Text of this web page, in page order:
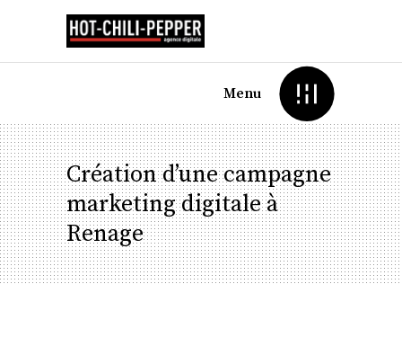
Menu
Création d’une campagne
marketing digitale à
Renage